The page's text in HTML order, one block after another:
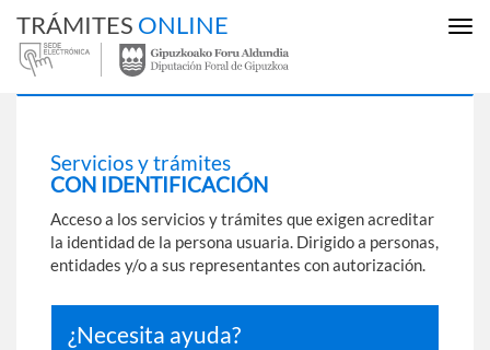
TRÁMITES ONLINE
Servicios y trámites
CON IDENTIFICACIÓN
Acceso a los servicios y trámites que exigen acreditar
la identidad de la persona usuaria. Dirigido a personas,
entidades y/o a sus representantes con autorización.
¿Necesita ayuda?